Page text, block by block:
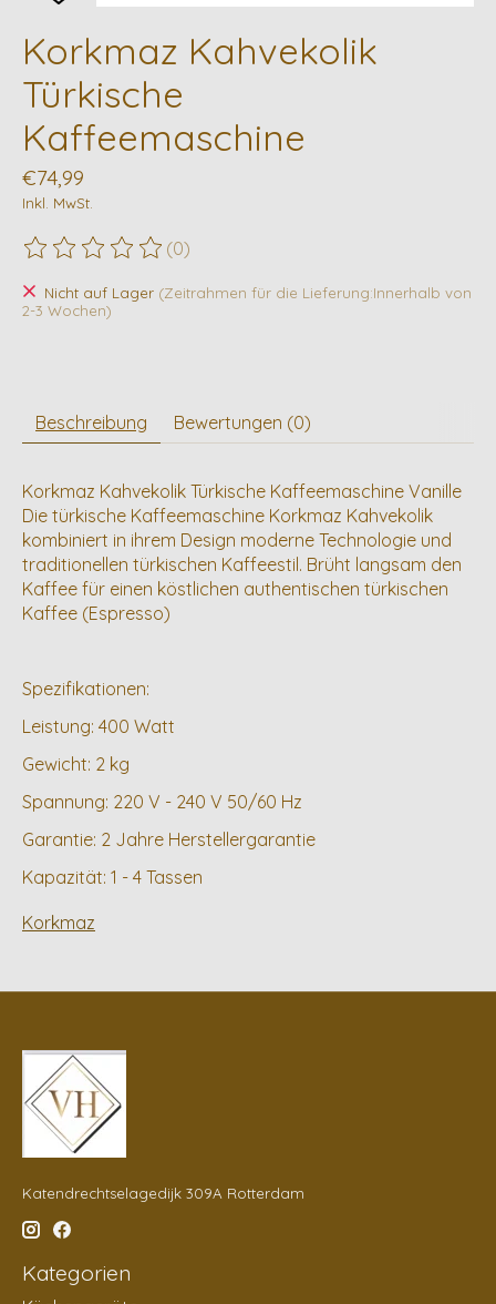
Korkmaz Kahvekolik
Türkische
Kaffeemaschine
€74,99
Inkl. MwSt.
Die Bewertung dieses Produkts ist
(0)
Nicht auf Lager (Zeitrahmen für die Lieferung:Innerhalb von
2-3 Wochen)
Beschreibung Bewertungen (0)
Korkmaz Kahvekolik Türkische Kaffeemaschine Vanille
Die türkische Kaffeemaschine Korkmaz Kahvekolik
kombiniert in ihrem Design moderne Technologie und
traditionellen türkischen Kaffeestil. Brüht langsam den
Kaffee für einen köstlichen authentischen türkischen
Kaffee (Espresso)
Spezifikationen:
Leistung: 400 Watt
Gewicht: 2 kg
Spannung: 220 V - 240 V 50/60 Hz
Garantie: 2 Jahre Herstellergarantie
Kapazität: 1 - 4 Tassen
Korkmaz
Katendrechtselagedijk 309A Rotterdam
Kategorien